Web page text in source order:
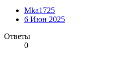
Mka1725
6 Июн 2025
Ответы
0